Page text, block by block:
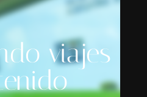
viajes y